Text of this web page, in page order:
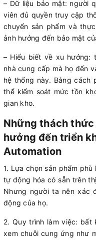
– Dữ liệu bảo mật: người
viên đủ quyền truy cập
chuyển sản phẩm và
ảnh hưởng đến bảo mật
– Hiểu biết về xu hướng:
nhà cung cấp mà họ đến
hệ thống này. Bằng
thể kiểm soát mức tồn
gian kho.
Những thách thức
hưởng đến triển
Automation
1. Lựa chọn sản phẩm
tự động hóa có sẵn trên
Nhưng người ta nên xác
động của họ.
2. Quy trình làm việc:
xem chuỗi cung ứng như